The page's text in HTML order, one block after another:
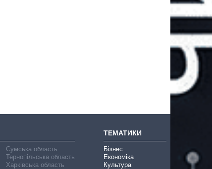
Сумська область
Тернопільська область
Харківська область
ТЕМАТИКИ
Бізнес
Економіка
Культура